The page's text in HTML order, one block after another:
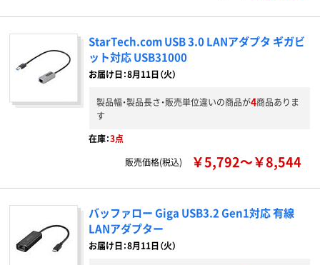
StarTech.com USB 3.0 LANアダプタ ギガビ
ット対応 USB31000
お届け日：8月11日（火）
製品幅・製品長さ・販売単位違いの商品が4商品ありま
す
在庫：3点
販売価格(税込)
￥5,792～￥8,544
バッファロー Giga USB3.2 Gen1対応 有線
LANアダプター
お届け日：8月11日（火）